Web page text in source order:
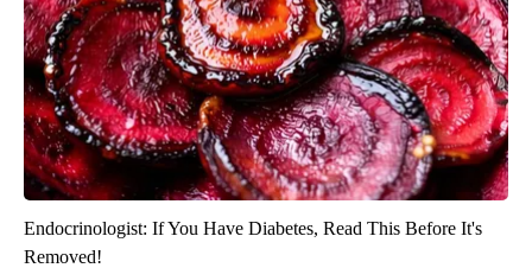
Endocrinologist: If You Have Diabetes, Read This Before It's
Removed!